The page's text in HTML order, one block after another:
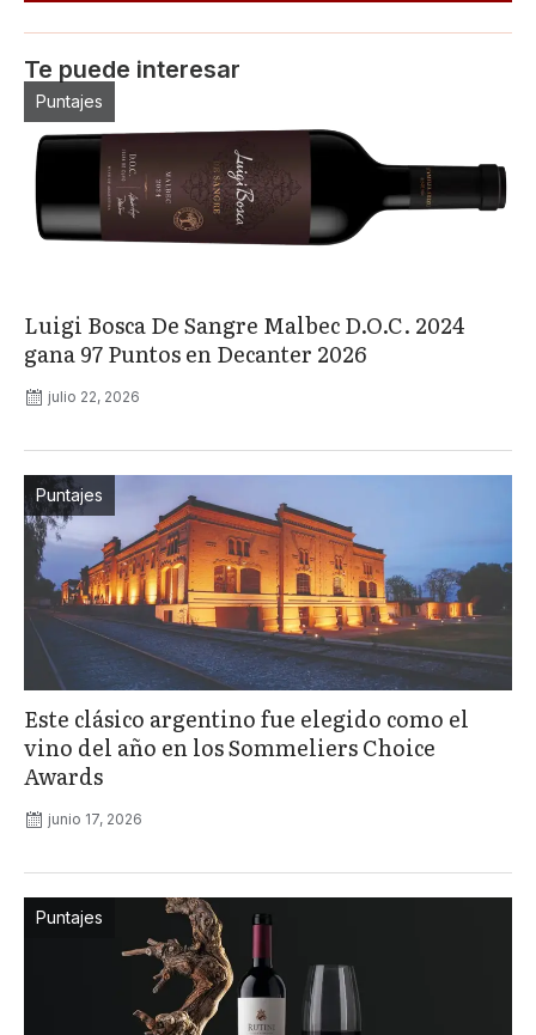
Te puede interesar
Puntajes
Luigi Bosca De Sangre Malbec D.O.C. 2024
gana 97 Puntos en Decanter 2026
julio 22, 2026
Puntajes
Este clásico argentino fue elegido como el
vino del año en los Sommeliers Choice
Awards
junio 17, 2026
Puntajes